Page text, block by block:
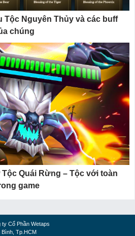
Tộc Nguyên Thủy và các buff
chúng
Quái Rừng – Tộc với toàn
game
Cổ Phần Wetaps
Bình, Tp.HCM